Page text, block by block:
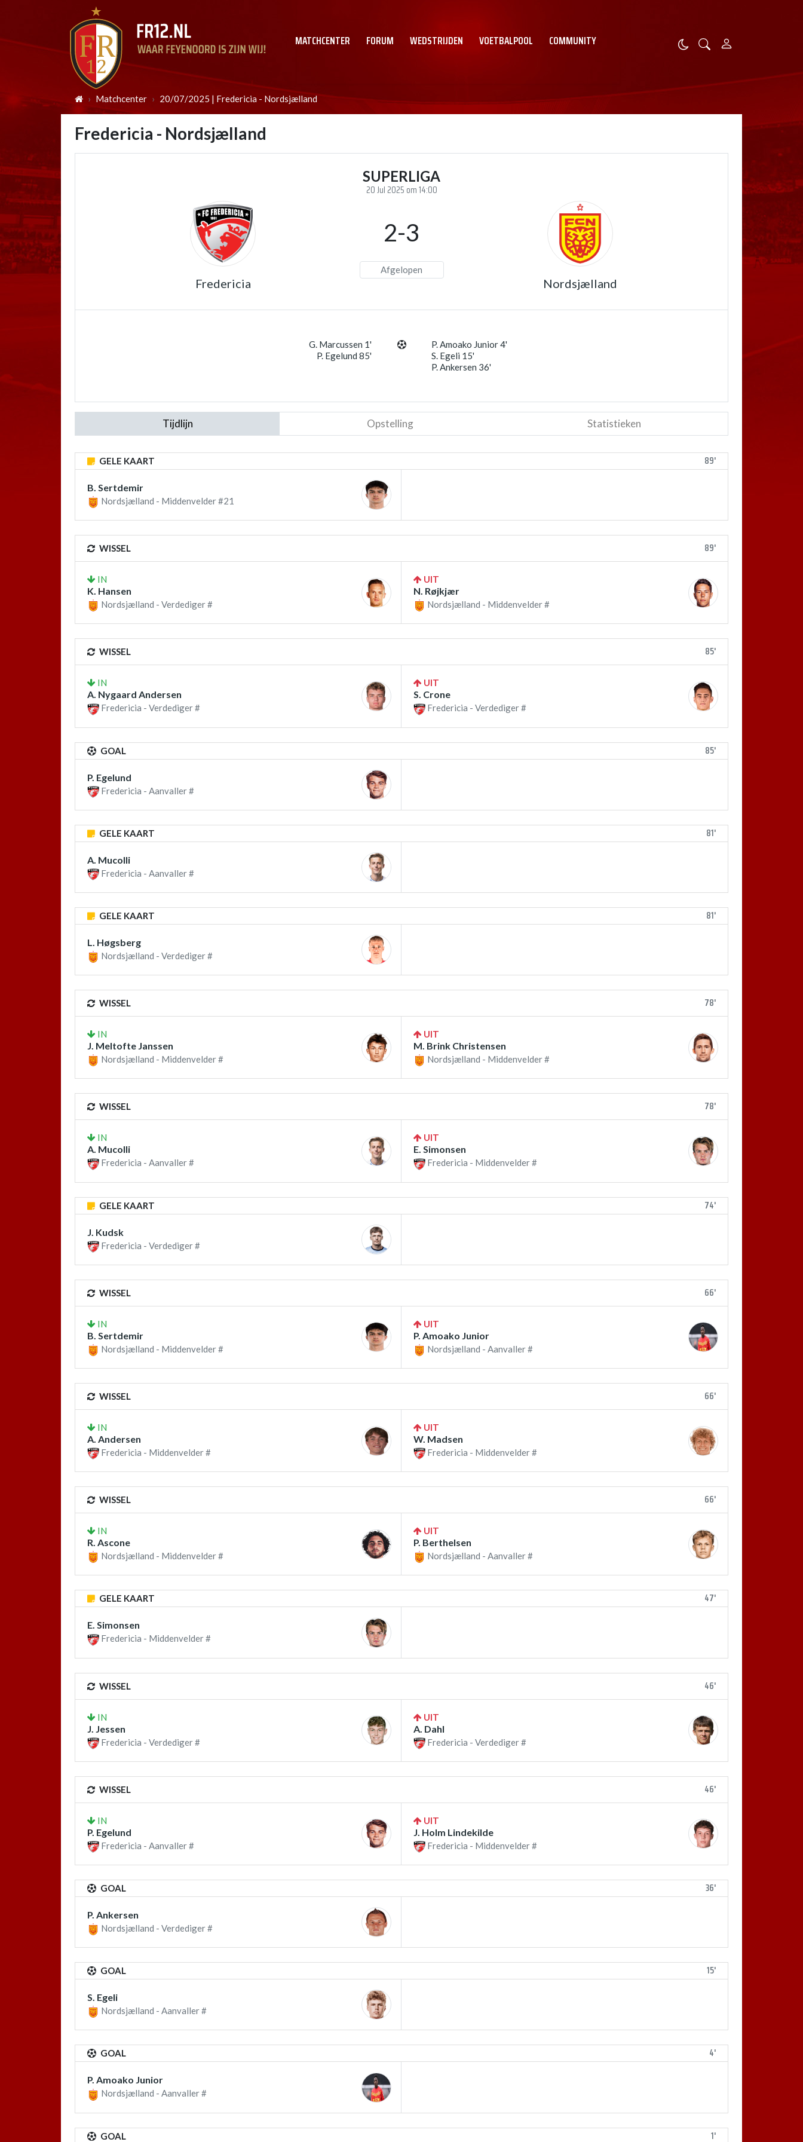
MATCHCENTER FORUM WEDSTRIJDEN VOETBALPOOL COMMUNITY
Matchcenter 20/07/2025 | Fredericia - Nordsjælland
Fredericia - Nordsjælland
SUPERLIGA
20 Jul 2025 om 14:00
Fredericia
2-3
Afgelopen
Nordsjælland
G. Marcussen 1'
P. Egelund 85'
P. Amoako Junior 4'
S. Egeli 15'
P. Ankersen 36'
Tijdlijn Opstelling Statistieken
GELE KAART 89'
B. Sertdemir
Nordsjælland - Middenvelder #21
WISSEL 89'
IN
K. Hansen
Nordsjælland - Verdediger #
UIT
N. Røjkjær
Nordsjælland - Middenvelder #
WISSEL 85'
IN
A. Nygaard Andersen
Fredericia - Verdediger #
UIT
S. Crone
Fredericia - Verdediger #
GOAL 85'
P. Egelund
Fredericia - Aanvaller #
GELE KAART 81'
A. Mucolli
Fredericia - Aanvaller #
GELE KAART 81'
L. Høgsberg
Nordsjælland - Verdediger #
WISSEL 78'
IN
J. Meltofte Janssen
Nordsjælland - Middenvelder #
UIT
M. Brink Christensen
Nordsjælland - Middenvelder #
WISSEL 78'
IN
A. Mucolli
Fredericia - Aanvaller #
UIT
E. Simonsen
Fredericia - Middenvelder #
GELE KAART 74'
J. Kudsk
Fredericia - Verdediger #
WISSEL 66'
IN
B. Sertdemir
Nordsjælland - Middenvelder #
UIT
P. Amoako Junior
Nordsjælland - Aanvaller #
WISSEL 66'
IN
A. Andersen
Fredericia - Middenvelder #
UIT
W. Madsen
Fredericia - Middenvelder #
WISSEL 66'
IN
R. Ascone
Nordsjælland - Middenvelder #
UIT
P. Berthelsen
Nordsjælland - Aanvaller #
GELE KAART 47'
E. Simonsen
Fredericia - Middenvelder #
WISSEL 46'
IN
J. Jessen
Fredericia - Verdediger #
UIT
A. Dahl
Fredericia - Verdediger #
WISSEL 46'
IN
P. Egelund
Fredericia - Aanvaller #
UIT
J. Holm Lindekilde
Fredericia - Middenvelder #
GOAL 36'
P. Ankersen
Nordsjælland - Verdediger #
GOAL 15'
S. Egeli
Nordsjælland - Aanvaller #
GOAL 4'
P. Amoako Junior
Nordsjælland - Aanvaller #
GOAL 1'